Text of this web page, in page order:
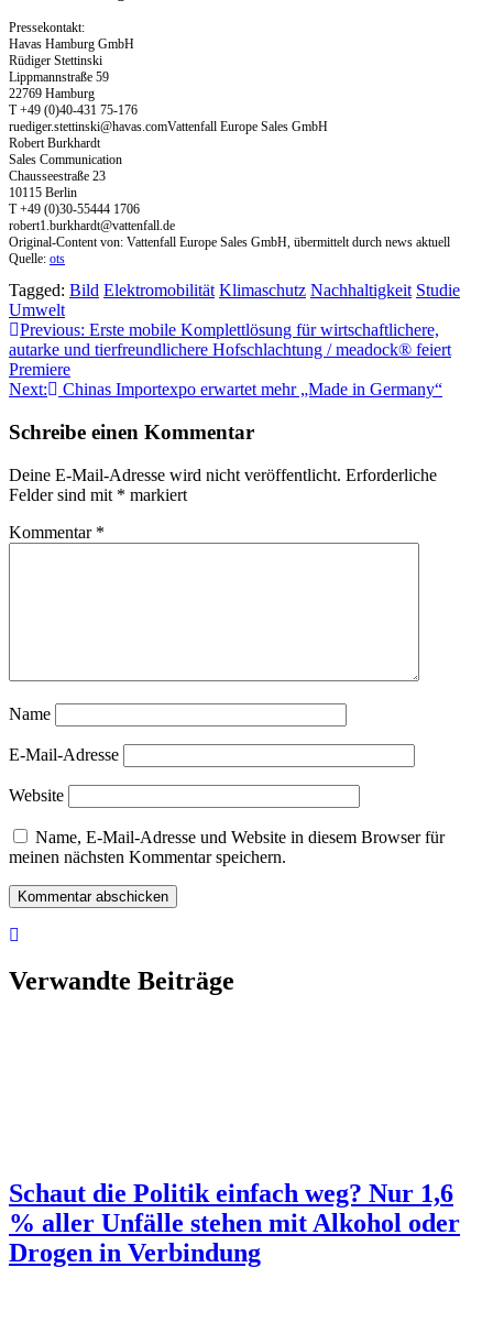
Pressekontakt:
Havas Hamburg GmbH
Rüdiger Stettinski
Lippmannstraße 59
22769 Hamburg
T +49 (0)40-431 75-176
ruediger.stettinski@havas.comVattenfall Europe Sales GmbH
Robert Burkhardt
Sales Communication
Chausseestraße 23
10115 Berlin
T +49 (0)30-55444 1706
robert1.burkhardt@vattenfall.de
Original-Content von: Vattenfall Europe Sales GmbH, übermittelt durch news aktuell
Quelle: ots
Tagged: Bild Elektromobilität Klimaschutz Nachhaltigkeit Studie
Umwelt
Beitragsnavigation
Previous: Erste mobile Komplettlösung für wirtschaftlichere,
autarke und tierfreundlichere Hofschlachtung / meadock® feiert
Premiere
Next:
Chinas Importexpo erwartet mehr „Made in Germany“
Schreibe einen Kommentar
Deine E-Mail-Adresse wird nicht veröffentlicht. Erforderliche
Felder sind mit * markiert
Kommentar *
Name
E-Mail-Adresse
Website
Name, E-Mail-Adresse und Website in diesem Browser für
meinen nächsten Kommentar speichern.
Verwandte Beiträge
Schaut die Politik einfach weg? Nur 1,6
% aller Unfälle stehen mit Alkohol oder
Drogen in Verbindung